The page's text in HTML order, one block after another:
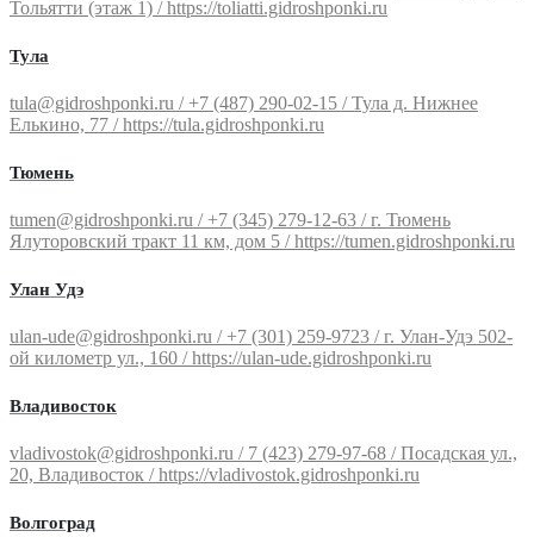
Тольятти (этаж 1) / https://toliatti.gidroshponki.ru
Тула
tula@gidroshponki.ru / +7 (487) 290-02-15 / Тула д. Нижнее
Елькино, 77 / https://tula.gidroshponki.ru
Тюмень
tumen@gidroshponki.ru / +7 (345) 279-12-63 / г. Тюмень
Ялуторовский тракт 11 км, дом 5 / https://tumen.gidroshponki.ru
Улан Удэ
ulan-ude@gidroshponki.ru / +7 (301) 259-9723 / г. Улан-Удэ 502-
ой километр ул., 160 / https://ulan-ude.gidroshponki.ru
Владивосток
vladivostok@gidroshponki.ru / 7 (423) 279-97-68 / Посадская ул.,
20, Владивосток / https://vladivostok.gidroshponki.ru
Волгоград